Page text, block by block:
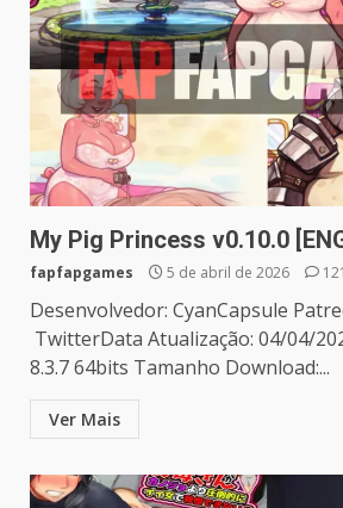
My Pig Princess v0.10.0
fapfapgames 5 de abril de 2026 121
Desenvolvedor: CyanCapsule
TwitterData Atualização: 04/04/
8.3.7 64bits Tamanho Download:...
Ver Mais